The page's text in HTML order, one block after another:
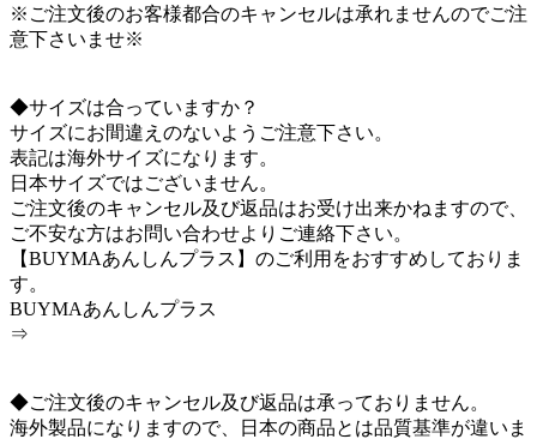
※ご注文後のお客様都合のキャンセルは承れませんのでご注
意下さいませ※
◆サイズは合っていますか？
サイズにお間違えのないようご注意下さい。
表記は海外サイズになります。
日本サイズではございません。
ご注文後のキャンセル及び返品はお受け出来かねますので、
ご不安な方はお問い合わせよりご連絡下さい。
【BUYMAあんしんプラス】のご利用をおすすめしておりま
す。
BUYMAあんしんプラス
⇒
◆ご注文後のキャンセル及び返品は承っておりません。
海外製品になりますので、日本の商品とは品質基準が違いま